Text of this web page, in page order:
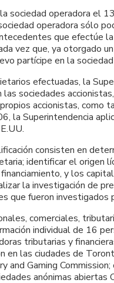
sociedad operadora el
operadora sólo
que efectúe
vez que, ya otorgado
partícipe en la
efectuadas, la
sociedades
accionistas, como
la Superintendencia
consisten en
identificar el
y los
la investigación de
que fueron
comerciales,
individual de 16
tributarias y
en las ciudades de
and Gaming
anónimas